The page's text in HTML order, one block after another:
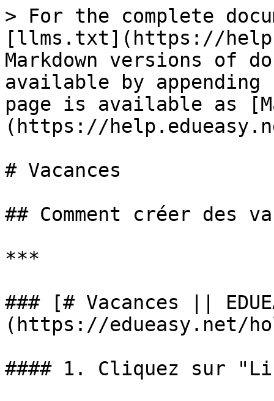
> For the complete
[llms.txt](https://
Markdown versions of
available by
page is available as
(https://
# Vacances
## Comment créer des
***
### [# Vacances ||
(https://edueasy.net/
#### 1. Cliquez sur